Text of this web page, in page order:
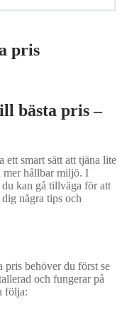
pris
bästa pris –
ett smart sätt att tjäna lite
mer hållbar miljö. I
kan gå tillväga för att
några tips och
pris behöver du först se
och fungerar på
följa: